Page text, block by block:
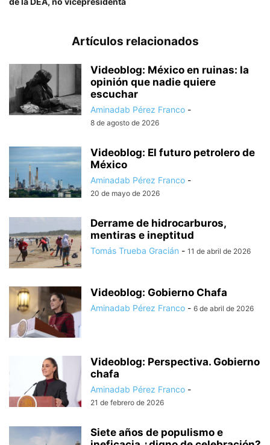
Artículos relacionados
Videoblog: México en ruinas: la
opinión que nadie quiere
escuchar
Aminadab Pérez Franco -
8 de agosto de 2026
Videoblog: El futuro petrolero de
México
Aminadab Pérez Franco -
20 de mayo de 2026
Derrame de hidrocarburos,
mentiras e ineptitud
Tomás Trueba Gracián - 11 de abril de 2026
Videoblog: Gobierno Chafa
Aminadab Pérez Franco - 6 de abril de 2026
Videoblog: Perspectiva. Gobierno
chafa
Aminadab Pérez Franco -
21 de febrero de 2026
Siete años de populismo e